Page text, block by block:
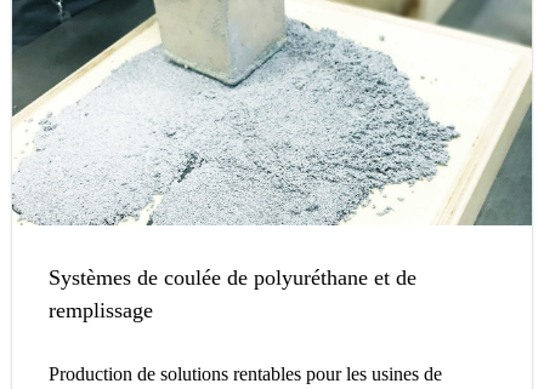
Systèmes de coulée de polyuréthane et de
remplissage
Production de solutions rentables pour les usines de